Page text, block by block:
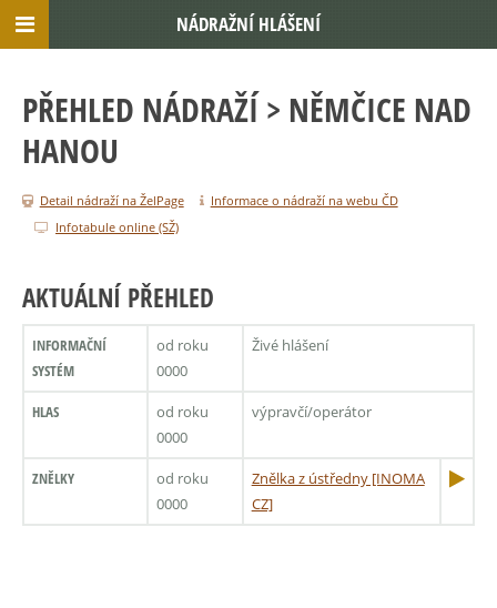
PŘEHLED NÁDRAŽÍ > NĚMČICE NAD
HANOU
Detail nádraží na ŽelPage
Informace o nádraží na webu ČD
Infotabule online (SŽ)
AKTUÁLNÍ PŘEHLED
INFORMAČNÍ
SYSTÉM
od roku
0000
Živé hlášení
HLAS
od roku
0000
výpravčí/operátor
ZNĚLKY
od roku
0000
Znělka z ústředny [INOMA
CZ]
NÁDRAŽNÍ HLÁŠENÍ